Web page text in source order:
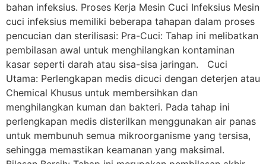
bahan infeksius. Proses Kerja Mesin Cuci Infeksius Mesin
cuci infeksius memiliki beberapa tahapan dalam proses
pencucian dan sterilisasi: Pra-Cuci: Tahap ini melibatkan
pembilasan awal untuk menghilangkan kontaminan
kasar seperti darah atau sisa-sisa jaringan. Cuci
Utama: Perlengkapan medis dicuci dengan deterjen atau
Chemical Khusus untuk membersihkan dan
menghilangkan kuman dan bakteri. Pada tahap ini
perlengkapan medis disterilkan menggunakan air panas
untuk membunuh semua mikroorganisme yang tersisa,
sehingga memastikan keamanan yang maksimal.